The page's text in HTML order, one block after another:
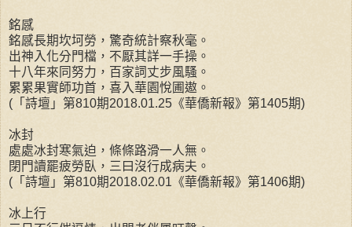
銘感
銘感長期坎坷勞，驚奇統計察秋毫。
出神入化分門檔，不厭其詳一手操。
十八年來同努力，百家詞丈步風騷。
累累果實師功首，喜入華園悅圃遨。
(「詩壇」第810期2018.01.25《華僑新報》第1405期)
冰封
處處冰封寒氣迫，條條路滑一人無。
閉門讀罷疲勞臥，三曰沒行成病夫。
(「詩壇」第810期2018.02.01《華僑新報》第1406期)
冰上行